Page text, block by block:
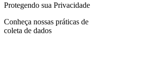
Protegendo sua Privacidade
Conheça nossas práticas de
coleta de dados